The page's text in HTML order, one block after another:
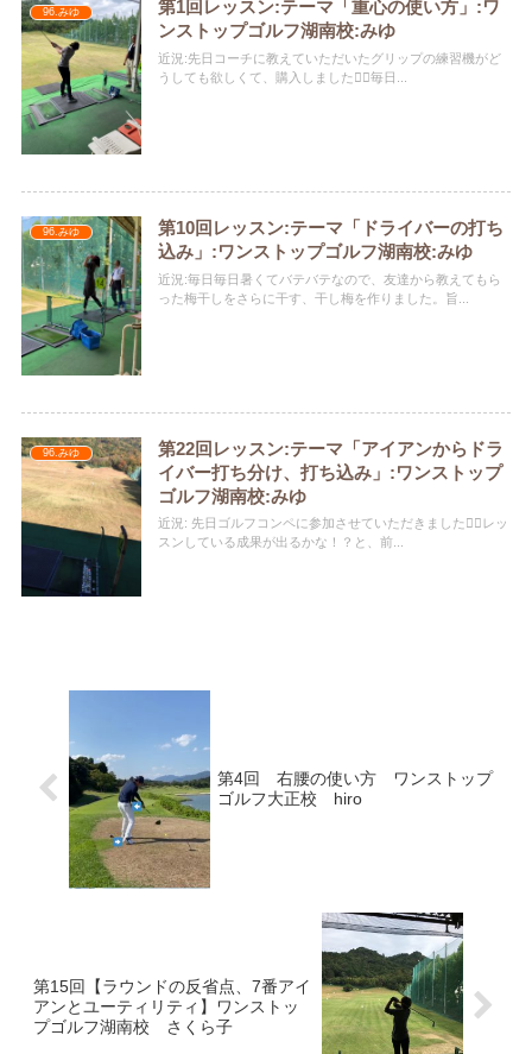
96.みゆ
第1回レッスン:テーマ「重心の使い方」:ワ
ンストップゴルフ湖南校:みゆ
近況:先日コーチに教えていただいたグリップの練習機がど
うしても欲しくて、購入しました️🏌️‍♀️毎日...
96.みゆ
第10回レッスン:テーマ「ドライバーの打ち
込み」:ワンストップゴルフ湖南校:みゆ
近況:毎日毎日暑くてバテバテなので、友達から教えてもら
った梅干しをさらに干す、干し梅を作りました。旨...
96.みゆ
第22回レッスン:テーマ「アイアンからドラ
イバー打ち分け、打ち込み」:ワンストップ
ゴルフ湖南校:みゆ
近況: 先日ゴルフコンペに参加させていただきました🏌️‍♀️レッ
スンしている成果が出るかな！？と、前...
第4回 右腰の使い方 ワンストップ
ゴルフ大正校 hiro
第15回【ラウンドの反省点、7番アイ
アンとユーティリティ】ワンストッ
プゴルフ湖南校 さくら子